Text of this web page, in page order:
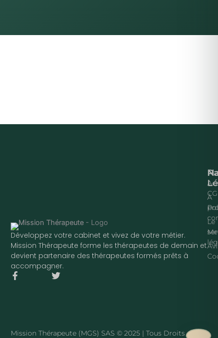
Développez votre cabinet et vivez de votre métier.
Mission Thérapeute forme les thérapeutes de demain et
devient partenaire des thérapeutes formés prêts à
accompagner.
F
T
À
Le
Mission Thérapeute (MGS) SAS © 2025 | Tous Droits